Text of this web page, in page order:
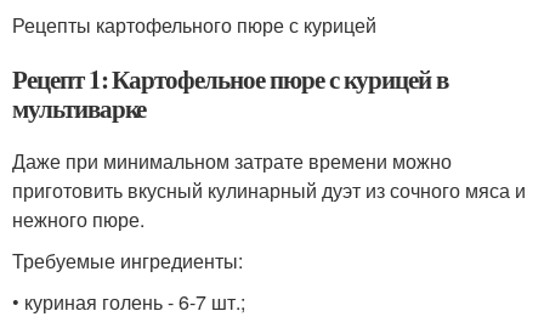
Рецепты картофельного пюре с курицей
Рецепт 1: Картофельное пюре с курицей в
мультиварке
Даже при минимальном затрате времени можно
приготовить вкусный кулинарный дуэт из сочного мяса и
нежного пюре.
Требуемые ингредиенты:
• куриная голень - 6-7 шт.;